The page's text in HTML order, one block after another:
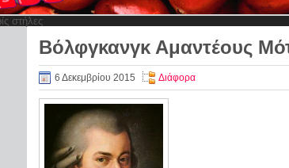
στήλες
Βόλφγκανγκ Αμαντέους
6 Δεκεμβρίου 2015 Διάφορα